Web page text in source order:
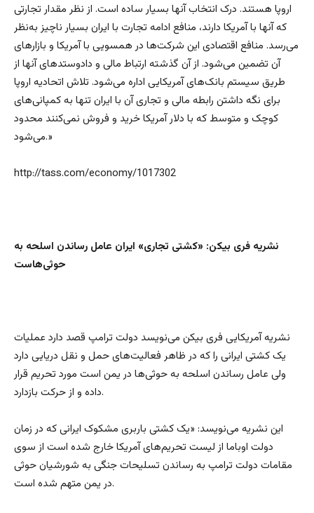
اروپا هستند. درک انتخاب آنها بسیار ساده است. از نظر مقدار تجارتی
که آنها با آمریکا دارند، منافع ادامه تجارت با ایران بسیار ناچیز به‌نظر
می‌رسد. منافع اقتصادی این شرکت‌ها در همسویی با آمریکا و بازارهای
آن تضمین می‌شود. از آن گذشته ارتباط مالی و دادوستدهای آنها از
طریق سیستم بانک‌های آمریکایی اداره می‌شود. تلاش اتحادیه اروپا
برای نگه داشتن رابطه مالی و تجاری آن با ایران تنها به کمپانی‌های
کوچک و متوسط که با دلار آمریکا خرید و فروش نمی‌کنند محدود
می‌شود.»
http://tass.com/economy/1017302
نشریه فری بیکن: «کشتی تجاری» ایران عامل رساندن اسلحه به
حوثی‌هاست
نشریه آمریکایی فری بیکن می‌نویسد دولت ترامپ قصد دارد عملیات
یک کشتی ایرانی را که در ظاهر فعالیت‌های حمل و نقل دریایی دارد
ولی عامل رساندن اسلحه به حوثی‌ها در یمن است مورد تحریم قرار
داده و از حرکت بازدارد.
این نشریه می‌نویسد: «یک کشتی باربری مشکوک ایرانی که در زمان
دولت اوباما از لیست تحریم‌های آمریکا خارج شده است از سوی
مقامات دولت ترامپ به رساندن تسلیحات جنگی به شورشیان حوثی
در یمن متهم شده است.